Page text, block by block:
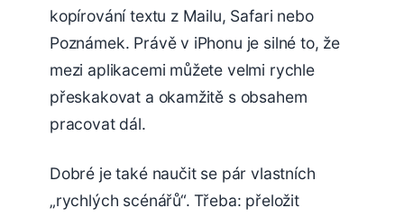
kopírování textu z Mailu, Safari nebo
Poznámek. Právě v iPhonu je silné to, že
mezi aplikacemi můžete velmi rychle
přeskakovat a okamžitě s obsahem
pracovat dál.
Dobré je také naučit se pár vlastních
„rychlých scénářů“. Třeba: přeložit